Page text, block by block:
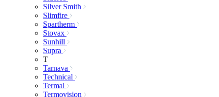
Silver Smith
Slimfire
Spartherm
Stovax
Sunhill
Supra
T
Tarnava
Technical
Termal
Termovision